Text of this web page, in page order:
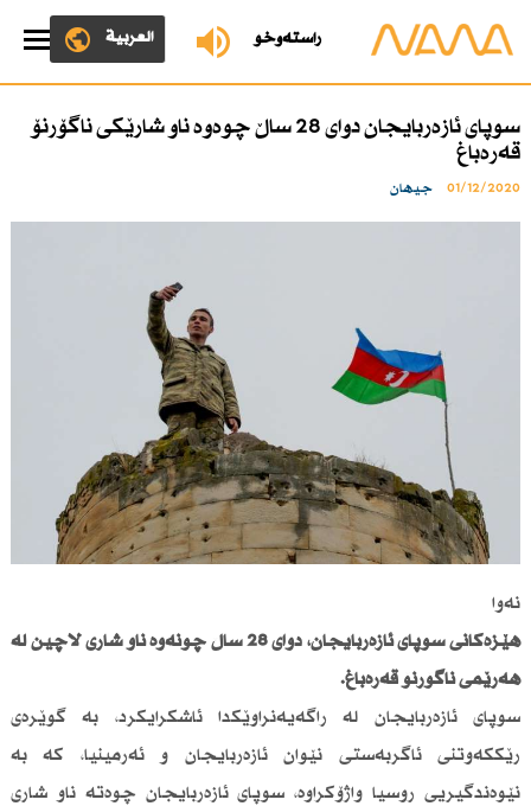
ڕاستەوخۆ العربية
سوپای ئازەربایجان دوای 28 ساڵ چوەوە ناو شارێكی ناگۆرنۆ
قەرەباغ
01/12/2020 جیهان
نەوا
هێزەكانی سوپای ئازەربایجان، دوای 28 ساڵ چونەوە ناو شاری لاچین لە
هەرێمی ناگۆرنۆ قەرەباغ.
سوپای ئازەربایجان لە راگەیەنراوێكدا ئاشكرایكرد، بە گوێرەی
رێككەوتنی ئاگربەستی نێوان ئازەربایجان و ئەرمینیا، كە بە
نێوەندگیریی روسیا واژۆكراوە، سوپای ئازەربایجان چوەتە ناو شاری